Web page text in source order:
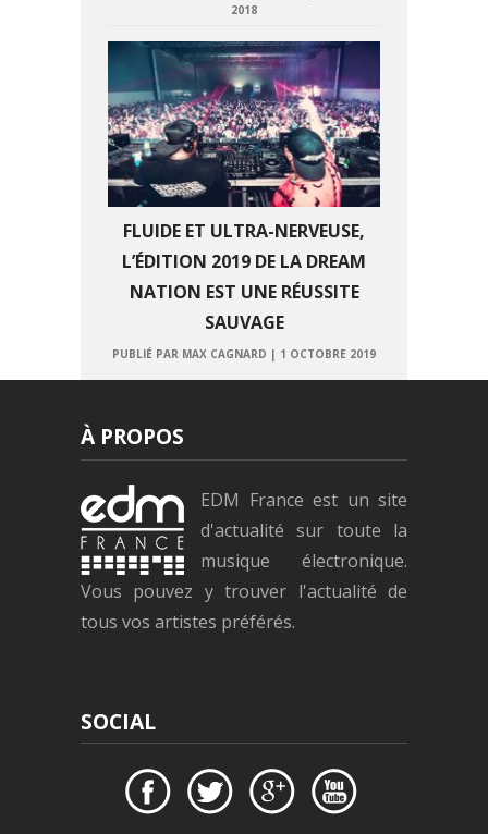
2018
FLUIDE ET ULTRA-NERVEUSE,
L’ÉDITION 2019 DE LA DREAM
NATION EST UNE RÉUSSITE
SAUVAGE
PUBLIÉ PAR MAX CAGNARD | 1 OCTOBRE 2019
À PROPOS
EDM France est un site
d'actualité sur toute la
musique électronique.
Vous pouvez y trouver l'actualité de
tous vos artistes préférés.
SOCIAL